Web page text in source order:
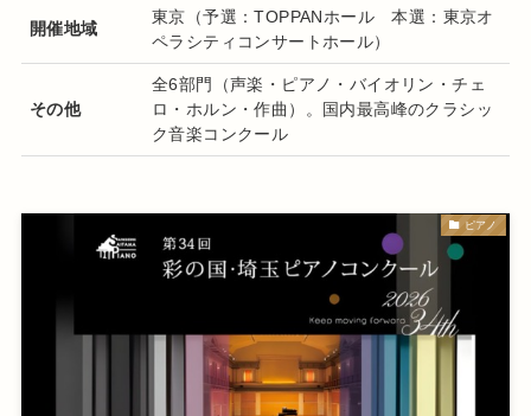
開催地域
東京（予選：TOPPANホール 本選：東京オ
ペラシティコンサートホール）
その他
全6部門（声楽・ピアノ・バイオリン・チェ
ロ・ホルン・作曲）。国内最高峰のクラシッ
ク音楽コンクール
ピアノ